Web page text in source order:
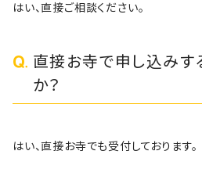
はい、直接ご相談ください。
直接お寺で申し込みす
か？
はい、直接お寺でも受付しております。